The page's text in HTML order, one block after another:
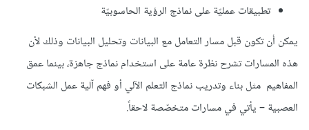
تطبيقات عمليّة على نماذج الرؤية الحاسوبيّة
يمكن أن تكون قبل مسار التعامل مع البيانات وتحليل البيانات وذلك لأن
هذه المسارات تشرح نظرة عامة على استخدام نماذج جاهزة، بينما عمق
المفاهيم مثل بناء وتدريب نماذج التعلم الآلي أو فهم آلية عمل الشبكات
العصبية – يأتي في مسارات متخصّصة لاحقاً.